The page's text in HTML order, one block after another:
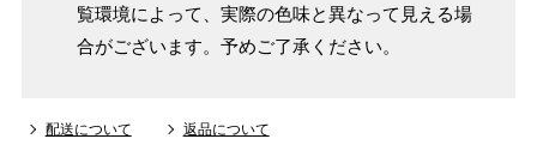
覧環境によって、実際の色味と異なって見える場
合がございます。予めご了承ください。
配送について 返品について